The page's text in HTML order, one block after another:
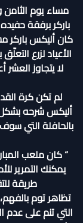
باركر برفقة
كان أليكس باركر
الأعياد لزرع
لا يتجاوز
لم تكن كرة
أليكس شرحه بشكل
بالحافلة التي
“ كان ملعب
يمكنك التمرير
طريقة
تظاهر توم
التي تنم على عدم